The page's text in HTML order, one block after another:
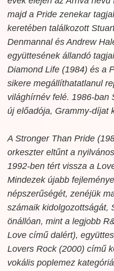
majd a Pride zenekar
keretében találkozott
Denmannal és Andrew
együttesének állandó
Diamond Life (1984) és a
sikere megállíthatatlanul
világhírnév felé. 1986-ban
új előadója, Grammy-díjat
A Stronger Than Pride
orkeszter eltűnt a
1992-ben tért vissza a
Mindezek újabb
népszerűségét, zenéjük
számaik kidolgozottságát,
önállóan, mint a legjobb
Love című dalért),
Lovers Rock (2000) című
vokális poplemez